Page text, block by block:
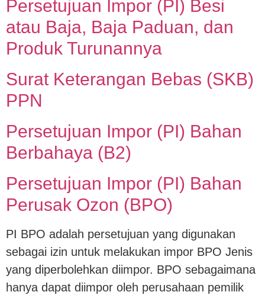
Persetujuan Impor (PI) Besi
atau Baja, Baja Paduan, dan
Produk Turunannya
Surat Keterangan Bebas (SKB)
PPN
Persetujuan Impor (PI) Bahan
Berbahaya (B2)
Persetujuan Impor (PI) Bahan
Perusak Ozon (BPO)
PI BPO adalah persetujuan yang digunakan
sebagai izin untuk melakukan impor BPO Jenis
yang diperbolehkan diimpor. BPO sebagaimana
hanya dapat diimpor oleh perusahaan pemilik